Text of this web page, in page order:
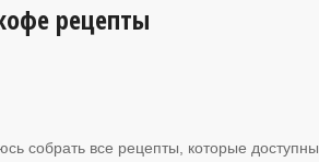
рецепты
собрать все рецепты, которые доступны